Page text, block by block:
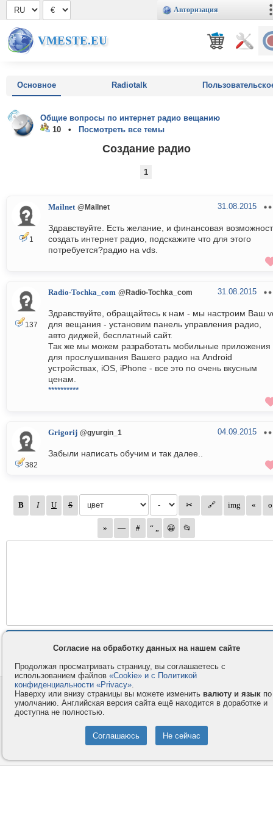
Авторизация
VMESTE.EU
Основное Radiotalk
Общие вопросы по интернет радио вещанию
10 •
Посмотреть все темы
Создание радио
1
1
Mailnet @Mailnet 31.08.2015
Здравствуйте. Есть желание, и финансовая
создать интернет радио, подскажите что для этого
потребуется?радио на vds.
137
Radio-Tochka_com @Radio-Tochka_com 31.08.2015
Здравствуйте, обращайтесь к нам - мы настроим Ваш
для вещания - установим панель управления радио,
авто диджей, бесплатный сайт.
Так же мы можем разработать мобильные приложения
для прослушивания Вашего радио на Android
устройствах, iOS, iPhone - все это по очень вкусным
ценам.
**********
382
Grigorij @gyurgin_1 04.09.2015
Забыли написать обучим и так далее..
Контакты
Компания
Privacy и Cookie
Правила и условия
Форумы
Согласие на обработку данных на нашем сайте
Продолжая просматривать страницу, вы соглашаетесь с
использованием файлов «Cookie» и с Политикой
конфиденциальности «Privacy».
Наверху или внизу страницы вы можете изменить валюту и язык по
умолчанию. Английская версия сайта ещё находится в доработке и
доступна не полностью.